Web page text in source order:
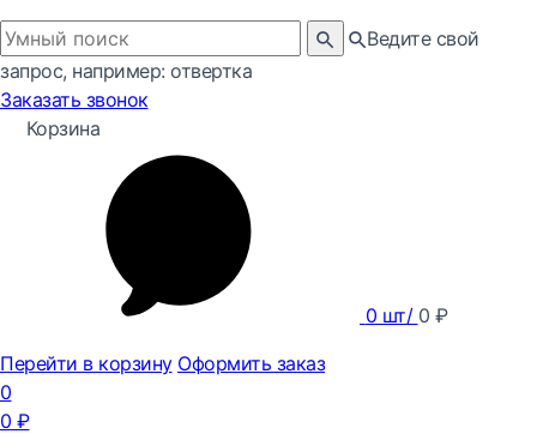
Ведите свой
запрос, например: отвертка
Заказать звонок
Корзина
0 шт/ 0 ₽
Перейти в корзину Оформить заказ
0
0 ₽